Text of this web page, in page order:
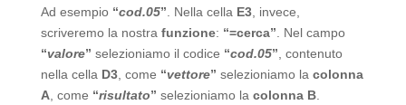
Ad esempio “cod.05” . Nella cella E3, invece,
scriveremo la nostra funzione: “=cerca” . Nel campo
“valore” selezioniamo il codice “cod.05” , contenuto
nella cella D3, come “vettore” selezioniamo la colonna
A, come “risultato” selezioniamo la colonna B.